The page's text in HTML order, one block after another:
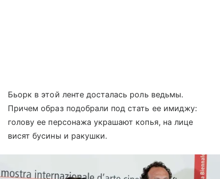
Бьорк в этой ленте досталась роль ведьмы.
Причем образ подобрали под стать ее имиджу:
голову ее персонажа украшают копья, на лице
висят бусины и ракушки.